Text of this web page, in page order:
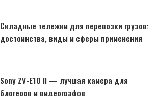
Складные тележки для перевозки грузов:
достоинства, виды и сферы применения
Sony ZV-E10 II — лучшая камера для
блогеров и видеографов